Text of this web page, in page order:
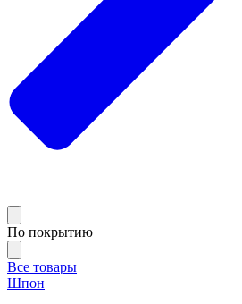
По покрытию
Все товары
Шпон